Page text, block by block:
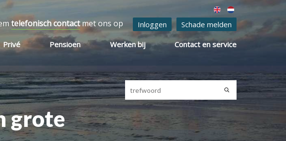
telefonisch contactmet ons op Inloggen Schade melden
Privé Pensioen Werken bij Contact en service
grote